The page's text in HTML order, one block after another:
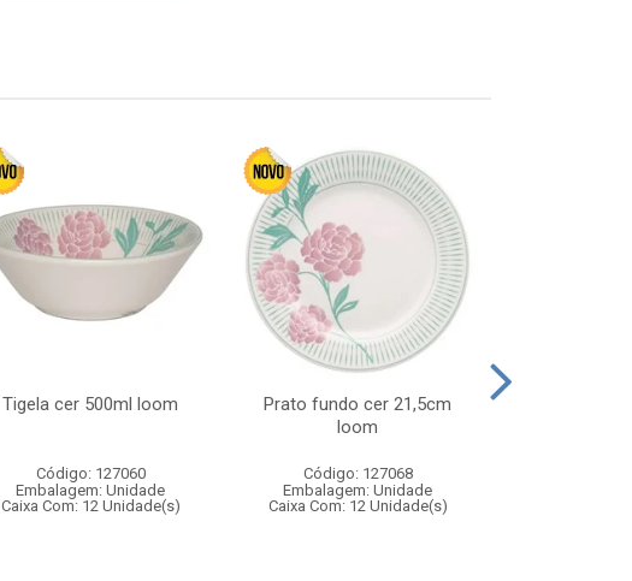
Tigela cer 500ml loom
Código: 127060
Embalagem: Unidade
Caixa Com: 12 Unidade(s)
Prato fundo cer 21,5cm
loom
Código: 127068
Embalagem: Unidade
Caixa Com: 12 Unidade(s)